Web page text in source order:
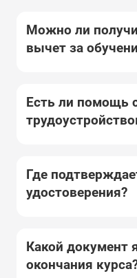
Можно ли
вычет за
Есть ли помощь
Где
удостоверения?
Какой документ
окончания